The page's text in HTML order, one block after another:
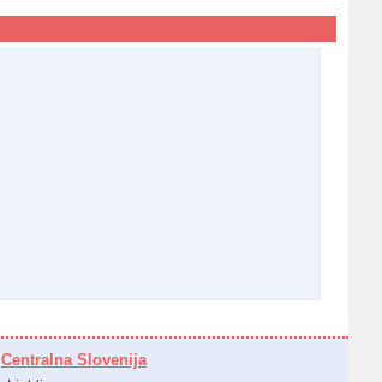
Centralna Slovenija